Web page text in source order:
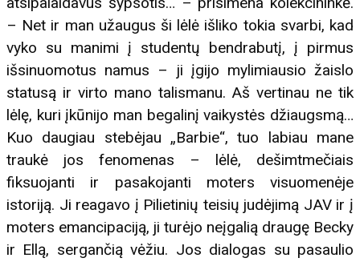
– Net ir man užaugus ši lėlė išliko tokia svarbi, kad
vyko su manimi į studentų bendrabutį, į pirmus
išsinuomotus namus – ji įgijo mylimiausio žaislo
statusą ir virto mano talismanu. Aš vertinau ne tik
lėlę, kuri įkūnijo man begalinį vaikystės džiaugsmą…
Kuo daugiau stebėjau „Barbie“, tuo labiau mane
traukė jos fenomenas – lėlė, dešimtmečiais
fiksuojanti ir pasakojanti moters visuomenėje
istoriją. Ji reagavo į Pilietinių teisių judėjimą JAV ir į
moters emancipaciją, ji turėjo neįgalią draugę Becky
ir Ellą, sergančią vėžiu. Jos dialogas su pasaulio